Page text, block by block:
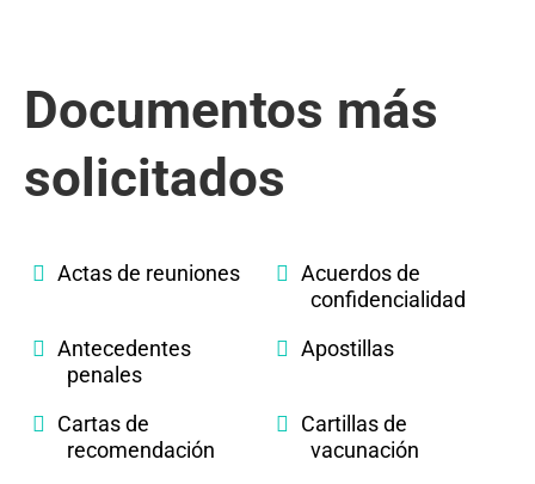
Documentos más
solicitados
Actas de reuniones
Acuerdos de
confidencialidad
Antecedentes
penales
Apostillas
Cartas de
recomendación
Cartillas de
vacunación